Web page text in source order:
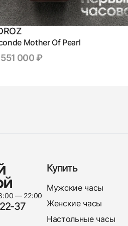
Mother Of Pearl
551 000 ₽
— 22:00
37
Купить
Мужские часы
Женские часы
Настольные часы